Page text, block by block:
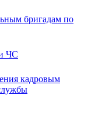
бригадам по
ЧС
кадровым